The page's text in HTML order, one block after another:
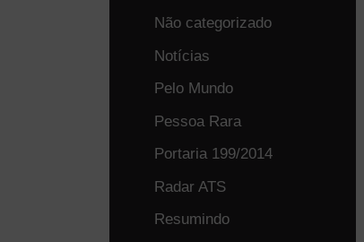
Não categorizado
Notícias
Pelo Mundo
Pessoa Rara
Portaria 199/2014
Radar ATS
Resumindo